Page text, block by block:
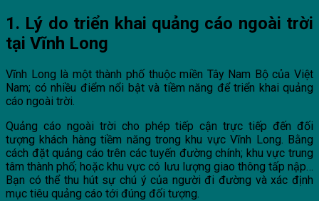
1. Lý do triển khai quảng cáo ngoài trời
tại Vĩnh Long
Vĩnh Long là một thành phố thuộc miền Tây Nam Bộ của Việt
Nam; có nhiều điểm nổi bật và tiềm năng để triển khai quảng
cáo ngoài trời.
Quảng cáo ngoài trời cho phép tiếp cận trực tiếp đến đối
tượng khách hàng tiềm năng trong khu vực Vĩnh Long. Bằng
cách đặt quảng cáo trên các tuyến đường chính; khu vực trung
tâm thành phố; hoặc khu vực có lưu lượng giao thông tấp nập…
Bạn có thể thu hút sự chú ý của người đi đường và xác định
mục tiêu quảng cáo tới đúng đối tượng.